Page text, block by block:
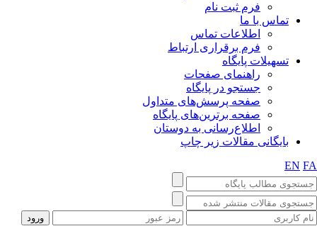
فرم ثبت نام
با ما
اطلاعات تماس
فرم برقراری ارتباط
پایگاه
راهنمای صفحات
جستجو در پایگاه
صفحه پرسش‌های متداول
صفحه برترین‌های پایگاه
اطلاع‌رسانی به دوستان
مقالات زیر چاپ